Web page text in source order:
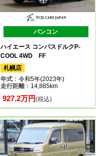
バンコン
ハイエース コンパスドルクP-
COOL 4WD FF
札幌店
年式：令和5年(2023年)
走行距離：14,885km
927.2万円(税込)